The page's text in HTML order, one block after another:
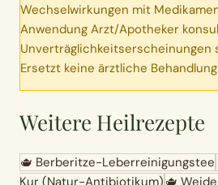
Wechselwirkungen mit
Anwendung Arzt/Apotheker
Unverträglichkeitserscheinungen
Ersetzt keine ärztliche
Weitere Heilrezepte
🫖 Berberitze-Leberreinigungstee